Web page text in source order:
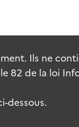
Ils ne
82 de la loi
dessous.